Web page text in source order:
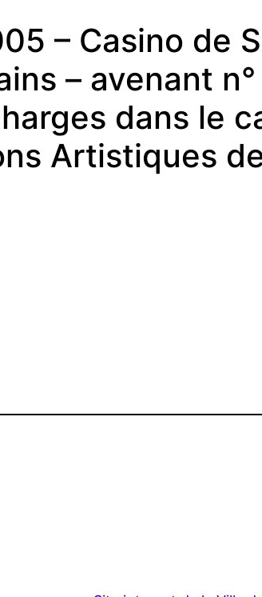
– Casino de
– avenant
dans le
Artistiques